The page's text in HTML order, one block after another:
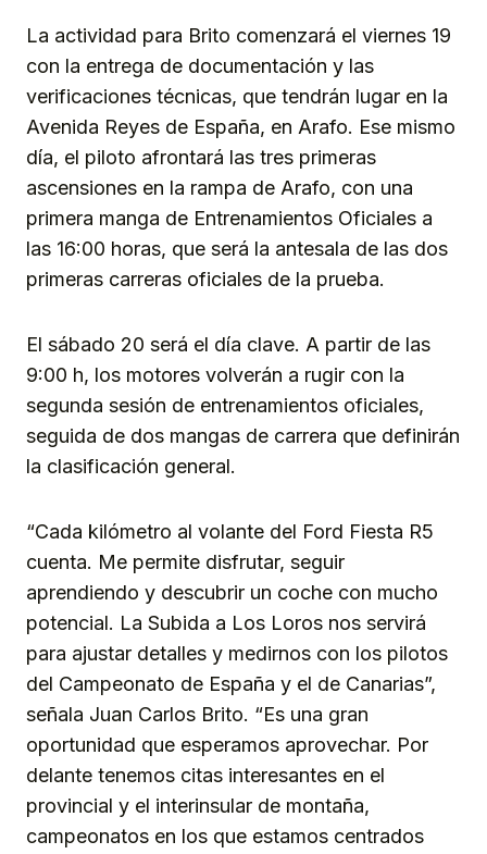
La actividad para Brito comenzará el viernes 19
con la entrega de documentación y las
verificaciones técnicas, que tendrán lugar en la
Avenida Reyes de España, en Arafo. Ese mismo
día, el piloto afrontará las tres primeras
ascensiones en la rampa de Arafo, con una
primera manga de Entrenamientos Oficiales a
las 16:00 horas, que será la antesala de las dos
primeras carreras oficiales de la prueba.
El sábado 20 será el día clave. A partir de las
9:00 h, los motores volverán a rugir con la
segunda sesión de entrenamientos oficiales,
seguida de dos mangas de carrera que definirán
la clasificación general.
“Cada kilómetro al volante del Ford Fiesta R5
cuenta. Me permite disfrutar, seguir
aprendiendo y descubrir un coche con mucho
potencial. La Subida a Los Loros nos servirá
para ajustar detalles y medirnos con los pilotos
del Campeonato de España y el de Canarias”,
señala Juan Carlos Brito. “Es una gran
oportunidad que esperamos aprovechar. Por
delante tenemos citas interesantes en el
provincial y el interinsular de montaña,
campeonatos en los que estamos centrados